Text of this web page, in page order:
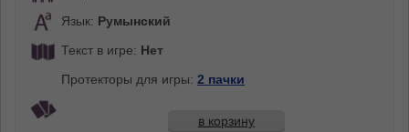
Язык: Румынский
Текст в игре: Нет
Протекторы для игры: 2 пачки
в корзину